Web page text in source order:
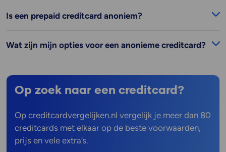
Is een prepaid creditcard anoniem?
Wat zijn mijn opties voor een anonieme creditcard?
Op zoek naar een creditcard?
Op creditcardvergelijken.nl vergelijk je meer dan 80
creditcards met elkaar op de beste voorwaarden,
prijs en vele extra’s.